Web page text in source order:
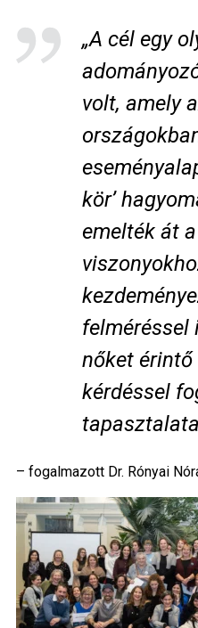
„A cél egy
volt, amely
kör’
emelték át
felméréssel
nőket
kérdéssel
– fogalmazott Dr. Rónyai